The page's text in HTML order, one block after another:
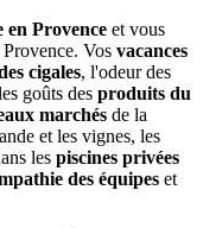
en Provence et vous
Vos vacances
cigales, l'odeur des
goûts des produits du
marchés de la
et les vignes, les
les piscines privées
des équipes et